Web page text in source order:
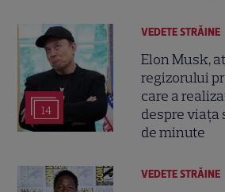
14
VEDETE STRĂINE
Elon Musk,
regizorului
care a
despre viața
de minute
VEDETE STRĂINE